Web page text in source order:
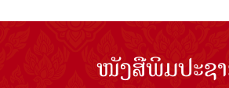
ໜັງສືພິມປະຊ